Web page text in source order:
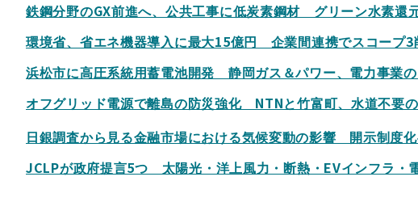
鉄鋼分野のGX前進へ、公共工事に低炭素鋼材 グリーン水素還
環境省、省エネ機器導入に最大15億円 企業間連携でスコープ3
浜松市に高圧系統用蓄電池開発 静岡ガス＆パワー、電力事業
オフグリッド電源で離島の防災強化 NTNと竹富町、水道不要
日銀調査から見る金融市場における気候変動の影響 開示制度
JCLPが政府提言5つ 太陽光・洋上風力・断熱・EVインフラ・